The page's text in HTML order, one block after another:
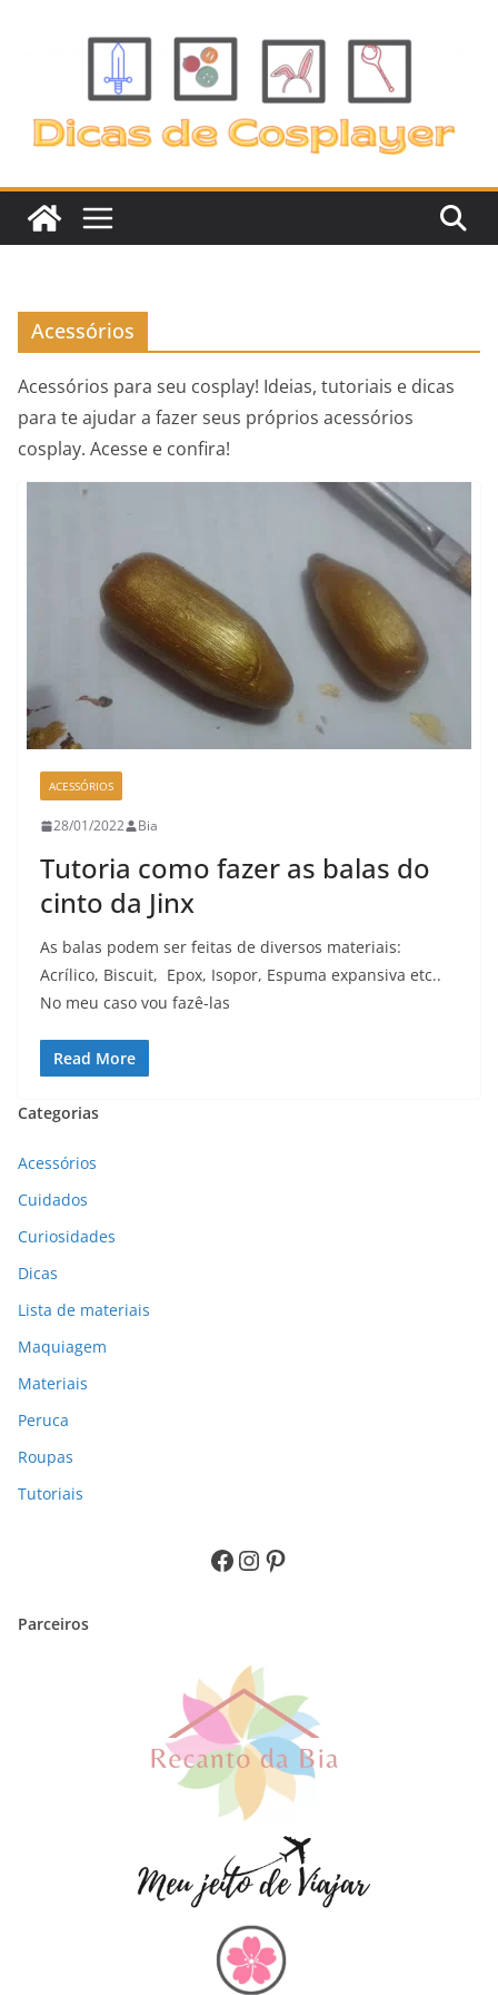
Acessórios
Acessórios para seu cosplay! Ideias, tutoriais e dicas
para te ajudar a fazer seus próprios acessórios
cosplay. Acesse e confira!
ACESSÓRIOS
28/01/2022 Bia
Tutoria como fazer as balas do
cinto da Jinx
As balas podem ser feitas de diversos materiais:
Acrílico, Biscuit, Epox, Isopor, Espuma expansiva etc..
No meu caso vou fazê-las
Read More
Categorias
Acessórios
Cuidados
Curiosidades
Dicas
Lista de materiais
Maquiagem
Materiais
Peruca
Roupas
Tutoriais
Facebook InstagramPinterest
Parceiros